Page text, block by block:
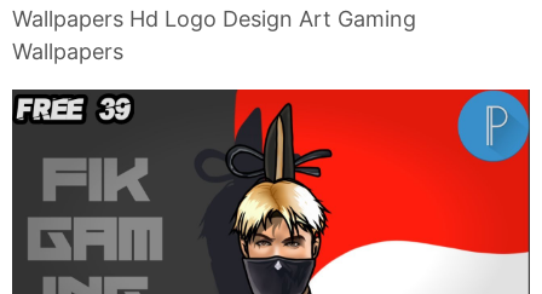
Wallpapers Hd Logo Design Art Gaming
Wallpapers